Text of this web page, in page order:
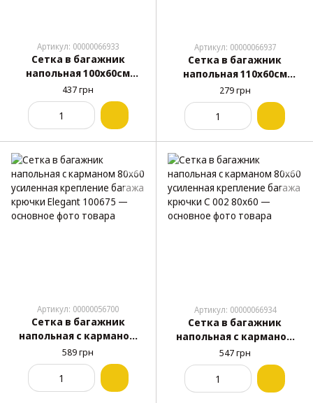
Артикул: 00000066933
Сетка в багажник
напольная 100х60см
усиленная крепление
багажа крючки С 001
100x60
437 грн
Артикул: 00000066937
Сетка в багажник
напольная 110х60см
крепление багажа
крючки С 004 110x60
279 грн
Артикул: 00000056700
Сетка в багажник
напольная с карманом
80х60 усиленная
крепление багажа
крючки Elegant 100675
589 грн
Артикул: 00000066934
Сетка в багажник
напольная с карманом
80х60 усиленная
крепление багажа
крючки С 002 80x60
547 грн